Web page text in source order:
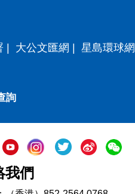
| 大公文匯網 | 星島環球網
詢
我們